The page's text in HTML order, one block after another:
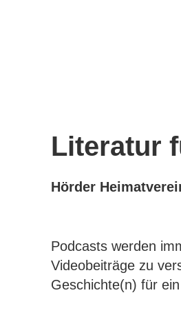
Literatur
Hörder
Podcasts werden
Videobeiträge zu
Geschichte(n) für